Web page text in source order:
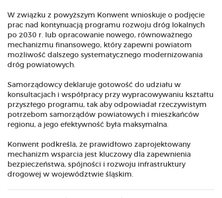
W związku z powyższym Konwent wnioskuje o podjęcie
prac nad kontynuacją programu rozwoju dróg lokalnych
po 2030 r. lub opracowanie nowego, równoważnego
mechanizmu finansowego, który zapewni powiatom
możliwość dalszego systematycznego modernizowania
dróg powiatowych.
Samorządowcy deklaruje gotowość do udziału w
konsultacjach i współpracy przy wypracowywaniu kształtu
przyszłego programu, tak aby odpowiadał rzeczywistym
potrzebom samorządów powiatowych i mieszkańców
regionu, a jego efektywność była maksymalna.
Konwent podkreśla, że prawidłowo zaprojektowany
mechanizm wsparcia jest kluczowy dla zapewnienia
bezpieczeństwa, spójności i rozwoju infrastruktury
drogowej w województwie śląskim.